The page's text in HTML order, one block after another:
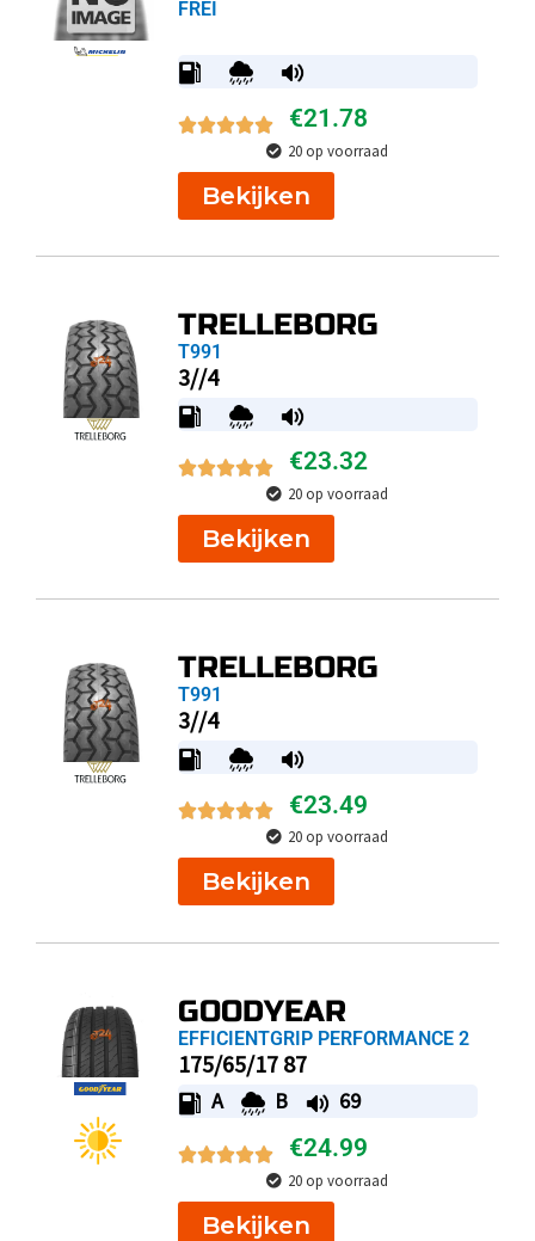
FREI
€21.78
20 op voorraad
Bekijken
TRELLEBORG
T991
3//4
€23.32
20 op voorraad
Bekijken
TRELLEBORG
T991
3//4
€23.49
20 op voorraad
Bekijken
GOODYEAR
EFFICIENTGRIP PERFORMANCE 2
175/65/17 87
A B 69
€24.99
20 op voorraad
Bekijken